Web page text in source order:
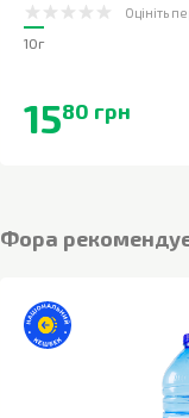
Оцініть
10г
1580 грн
Фора